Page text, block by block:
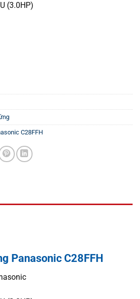
(3.0HP)
C28FFH
Panasonic C28FFH